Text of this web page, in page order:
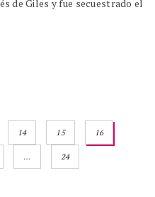
de Giles y fue secuestrado el
14 15 16
… 24